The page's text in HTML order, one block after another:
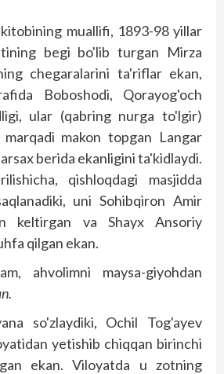
kitobining muallifi, 1893-98 yillar
begi bo'lib turgan Mirza
chegaralarini ta'riflar ekan,
Boboshodi, Qorayog'och
ular (qabring nurga to'lgir)
marqadi makon topgan Langar
berida ekanligini ta'kidlaydi.
qishloqdagi masjidda
uni Sohibqiron Amir
keltirgan va Shayx Ansoriy
qilgan ekan.
ahvolimni maysa-giyohdan
so'zlaydiki, Ochil Tog'ayev
yetishib chiqqan birinchi
ekan. Viloyatda u zotning